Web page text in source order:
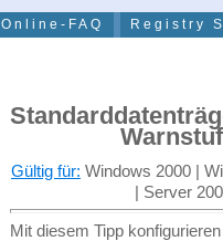
Online-FAQ Registry
Gültig für: Windows 2000 |
| Server
Mit diesem Tipp